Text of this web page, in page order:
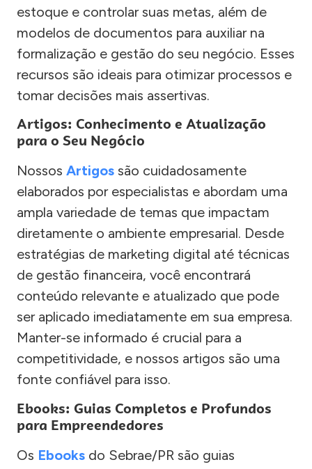
estoque e controlar suas metas, além de
modelos de documentos para auxiliar na
formalização e gestão do seu negócio. Esses
recursos são ideais para otimizar processos e
tomar decisões mais assertivas.
Artigos: Conhecimento e Atualização
para o Seu Negócio
Nossos Artigos são cuidadosamente
elaborados por especialistas e abordam uma
ampla variedade de temas que impactam
diretamente o ambiente empresarial. Desde
estratégias de marketing digital até técnicas
de gestão financeira, você encontrará
conteúdo relevante e atualizado que pode
ser aplicado imediatamente em sua empresa.
Manter-se informado é crucial para a
competitividade, e nossos artigos são uma
fonte confiável para isso.
Ebooks: Guias Completos e Profundos
para Empreendedores
Os Ebooks do Sebrae/PR são guias